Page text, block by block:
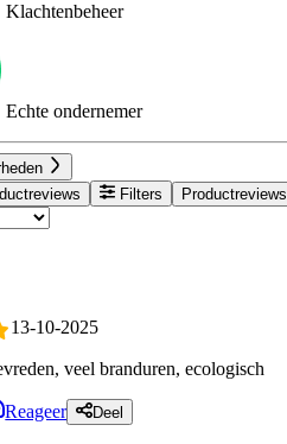
Klachtenbeheer
Echte ondernemer
Filters Productreviews
13-10-2025
veel branduren, ecologisch
Reageer Deel